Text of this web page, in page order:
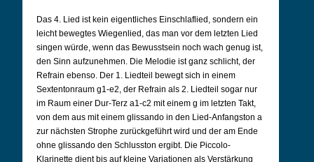
Das 4. Lied ist kein eigentliches Einschlaflied, sondern ein
leicht bewegtes Wiegenlied, das man vor dem letzten Lied
singen würde, wenn das Bewusstsein noch wach genug ist,
den Sinn aufzunehmen. Die Melodie ist ganz schlicht, der
Refrain ebenso. Der 1. Liedteil bewegt sich in einem
Sextentonraum g1-e2, der Refrain als 2. Liedteil sogar nur
im Raum einer Dur-Terz a1-c2 mit einem g im letzten Takt,
von dem aus mit einem glissando in den Lied-Anfangston a
zur nächsten Strophe zurückgeführt wird und der am Ende
ohne glissando den Schlusston ergibt. Die Piccolo-
Klarinette dient bis auf kleine Variationen als Verstärkung